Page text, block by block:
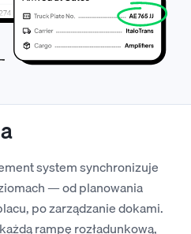
system synchronizuje
— od planowania
po zarządzanie dokami.
rampę rozładunkową,